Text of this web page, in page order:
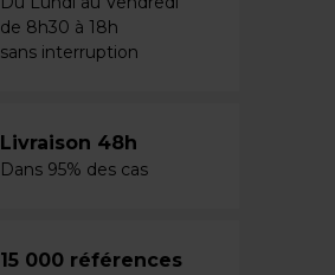
de 8h30 à 18h
sans interruption
Livraison 48h
Dans 95% des cas
15 000 références